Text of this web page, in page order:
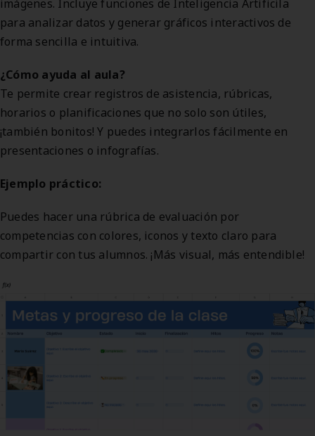
imágenes. Incluye funciones de Inteligencia Artificila
para analizar datos y generar gráficos interactivos de
forma sencilla e intuitiva.
¿Cómo ayuda al aula?
Te permite crear registros de asistencia, rúbricas,
horarios o planificaciones que no solo son útiles,
¡también bonitos! Y puedes integrarlos fácilmente en
presentaciones o infografías.
Ejemplo práctico:
Puedes hacer una rúbrica de evaluación por
competencias con colores, iconos y texto claro para
compartir con tus alumnos. ¡Más visual, más entendible!